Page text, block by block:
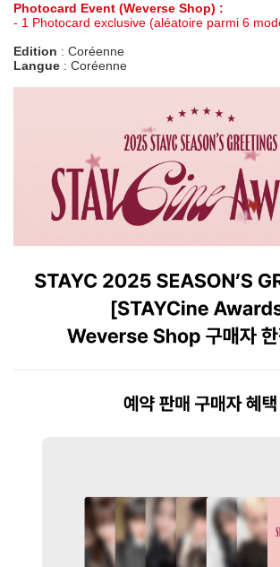
Photocard Event (Weverse Shop) :
- 1 Photocard exclusive (aléatoire parmi 6
Edition : Coréenne
Langue : Coréenne